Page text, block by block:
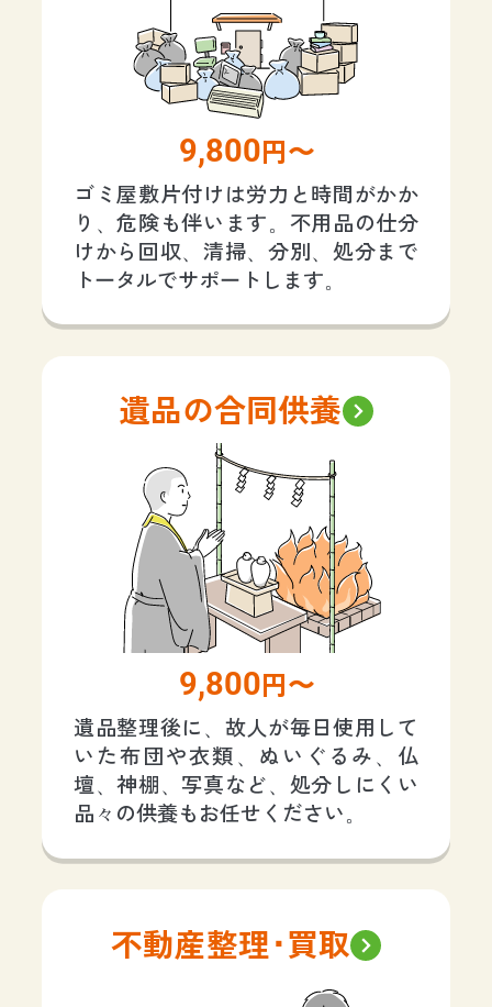
9,800 円〜
ゴミ屋敷片付けは労力と時間がかか
り、危険も伴います。不用品の仕分
けから回収、清掃、分別、処分まで
トータルでサポートします。
遺品の合同供養
9,800 円〜
遺品整理後に、故人が毎日使用して
いた布団や衣類、ぬいぐるみ、仏
壇、神棚、写真など、処分しにくい
品々の供養もお任せください。
不動産整理･買取